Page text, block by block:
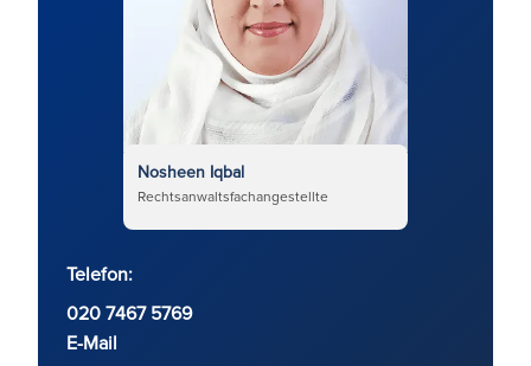
Nosheen Iqbal
Rechtsanwaltsfachangestellte
Telefon:
020 7467 5769
E-Mail